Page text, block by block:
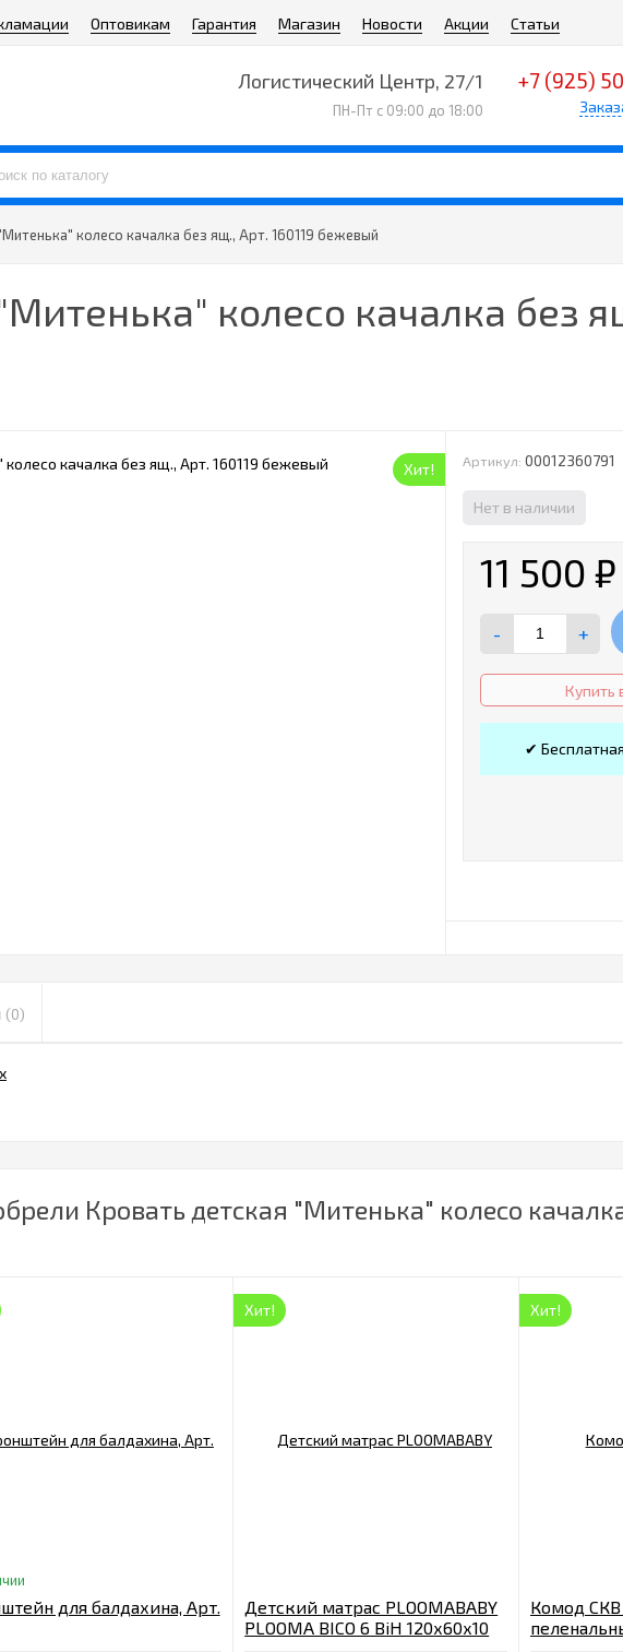
Оптовикам Гарантия Магазин Новости Акции Статьи
Логистический Центр, 27/1
ПН-Пт с 09:00 до 18:00
+7 (925)
колесо качалка без ящ., Арт. 160119 бежевый
колесо качалка без
Хит! Артикул: 00012360791
Нет в наличии
11 500₽
- +
Купить
✔
(0)
Кровать детская "Митенька" колесо
для балдахина, Арт.
Хит!
Детский матрас PLOOMABABY
PLOOMA BICO 6 BiH 120х60х10
Хит!
Комод